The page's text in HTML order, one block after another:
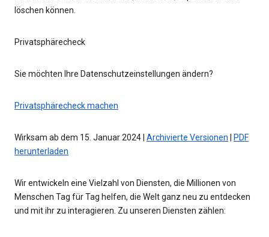
löschen können.
Privatsphärecheck
Sie möchten Ihre Datenschutzeinstellungen ändern?
Privatsphärecheck machen
Wirksam ab dem 15. Januar 2024 | Archivierte Versionen
PDF
herunterladen
Wir entwickeln eine Vielzahl von Diensten, die Millionen von
Menschen Tag für Tag helfen, die Welt ganz neu zu entdecken
und mit ihr zu interagieren. Zu unseren Diensten zählen: